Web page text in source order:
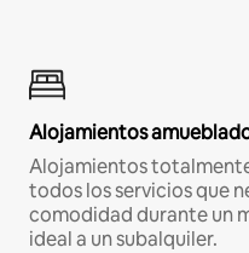
Alojamientos
Alojamientos
todos los servicios que
comodidad durante un
ideal a un subalquiler.